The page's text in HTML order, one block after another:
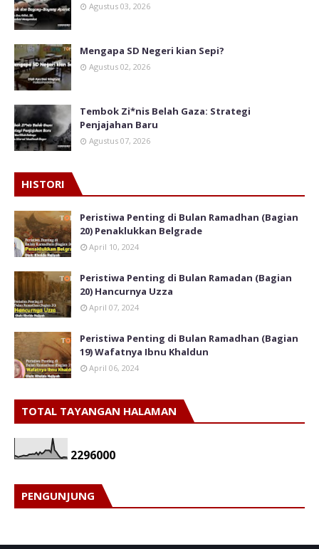
Agustus 03, 2026
Mengapa SD Negeri kian Sepi?
Agustus 02, 2026
Tembok Zi*nis Belah Gaza: Strategi
Penjajahan Baru
Agustus 07, 2026
HISTORI
Peristiwa Penting di Bulan Ramadhan (Bagian
20) Penaklukkan Belgrade
April 10, 2024
Peristiwa Penting di Bulan Ramadan (Bagian
20) Hancurnya Uzza
April 07, 2024
Peristiwa Penting di Bulan Ramadhan (Bagian
19) Wafatnya Ibnu Khaldun
April 06, 2024
TOTAL TAYANGAN HALAMAN
2296000
PENGUNJUNG